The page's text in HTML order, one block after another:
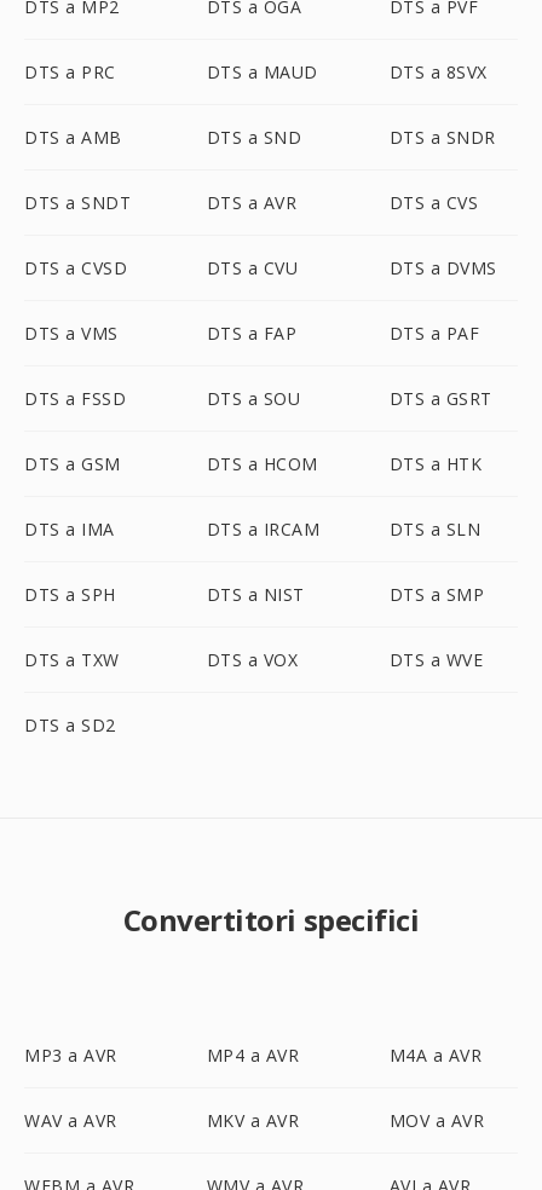
DTS a MP2 DTS a OGA DTS a PVF
DTS a PRC DTS a MAUD DTS a 8SVX
DTS a AMB DTS a SND DTS a SNDR
DTS a SNDT DTS a AVR DTS a CVS
DTS a CVSD DTS a CVU DTS a DVMS
DTS a VMS DTS a FAP DTS a PAF
DTS a FSSD DTS a SOU DTS a GSRT
DTS a GSM DTS a HCOM DTS a HTK
DTS a IMA DTS a IRCAM DTS a SLN
DTS a SPH DTS a NIST DTS a SMP
DTS a TXW DTS a VOX DTS a WVE
DTS a SD2
Convertitori specifici
MP3 a AVR MP4 a AVR M4A a AVR
WAV a AVR MKV a AVR MOV a AVR